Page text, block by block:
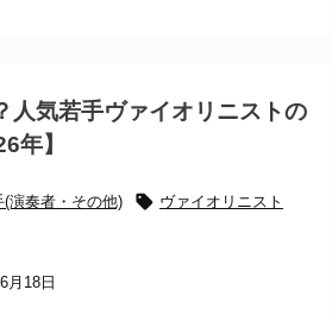
人気若手ヴァイオリニストの
年】
(演奏者・その他)  ヴァイオリニスト
月18日